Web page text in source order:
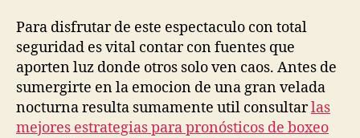
Para disfrutar de este espectaculo con total
seguridad es vital contar con fuentes que
aporten luz donde otros solo ven caos. Antes de
sumergirte en la emocion de una gran velada
nocturna resulta sumamente util consultarlas
mejores estrategias para pronósticos de boxeo